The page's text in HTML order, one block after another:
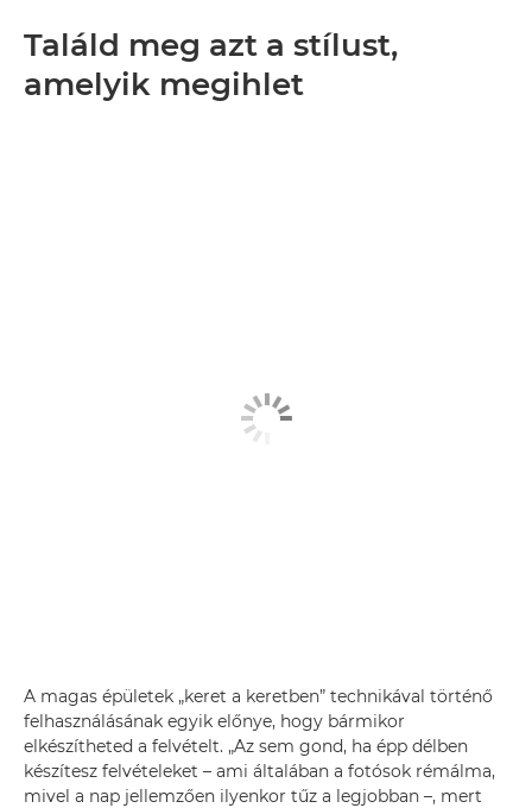
Találd meg azt a stílust,
amelyik megihlet
A magas épületek „keret a keretben” technikával történő
felhasználásának egyik előnye, hogy bármikor
elkészítheted a felvételt. „Az sem gond, ha épp délben
készítesz felvételeket – ami általában a fotósok rémálma,
mivel a nap jellemzően ilyenkor tűz a legjobban –, mert